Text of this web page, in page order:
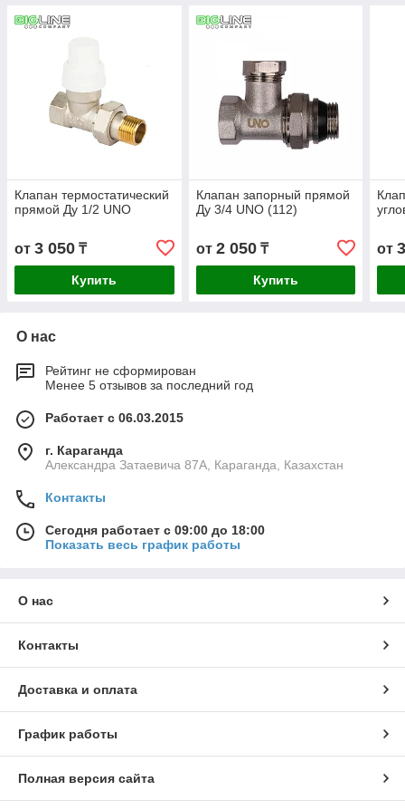
Клапан термостатический
прямой Ду 1/2 UNO
от 3 050 ₸
Купить
Клапан запорный прямой
Ду 3/4 UNO (112)
от 2 050₸
Купить
от
О нас
Рейтинг не сформирован
Менее 5 отзывов за последний год
Работает с 06.03.2015
г. Караганда
Александра Затаевича 87А, Караганда, Казахстан
Контакты
Сегодня работает с 09:00 до 18:00
Показать весь график работы
О нас
Контакты
Доставка и оплата
График работы
Полная версия сайта